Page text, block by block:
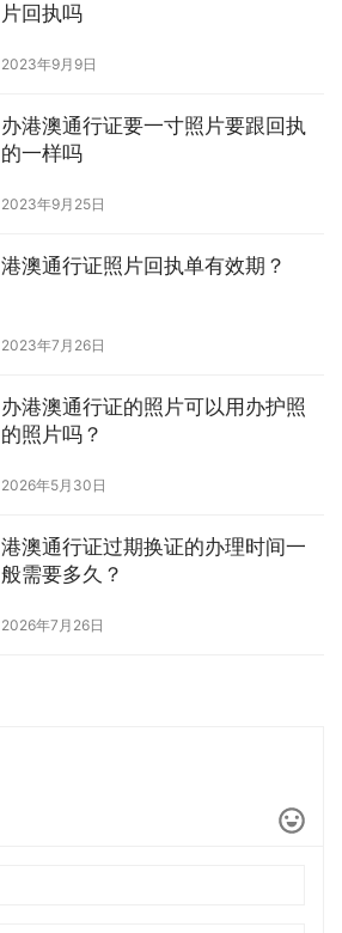
片回执吗
2023年9月9日
办港澳通行证要一寸照片要跟回执
的一样吗
2023年9月25日
港澳通行证照片回执单有效期？
2023年7月26日
办港澳通行证的照片可以用办护照
的照片吗？
2026年5月30日
港澳通行证过期换证的办理时间一
般需要多久？
2026年7月26日